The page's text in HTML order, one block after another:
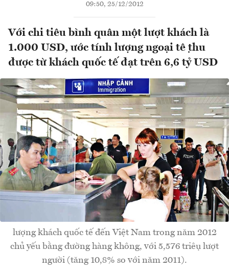
09:50, 25/12/2012
Với chi tiêu bình quân một lượt khách là
1.000 USD, ước tính lượng ngoại tệ thu
được từ khách quốc tế đạt trên 6,6 tỷ USD
lượng khách quốc tế đến Việt Nam trong năm 2012
chủ yếu bằng đường hàng không, với 5,576 triệu lượt
người (tăng 10,8% so với năm 2011).